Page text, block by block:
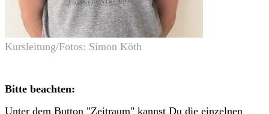
Kursleitung/Fotos: Simon Köth
Bitte beachten:
Unter dem Button "Zeitraum" kannst Du die einzelnen